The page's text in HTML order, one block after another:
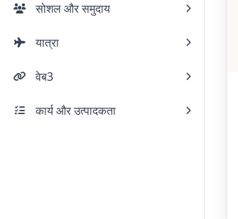
सोशल और समुदाय
यात्रा
वेब3
कार्य और उत्पादकता